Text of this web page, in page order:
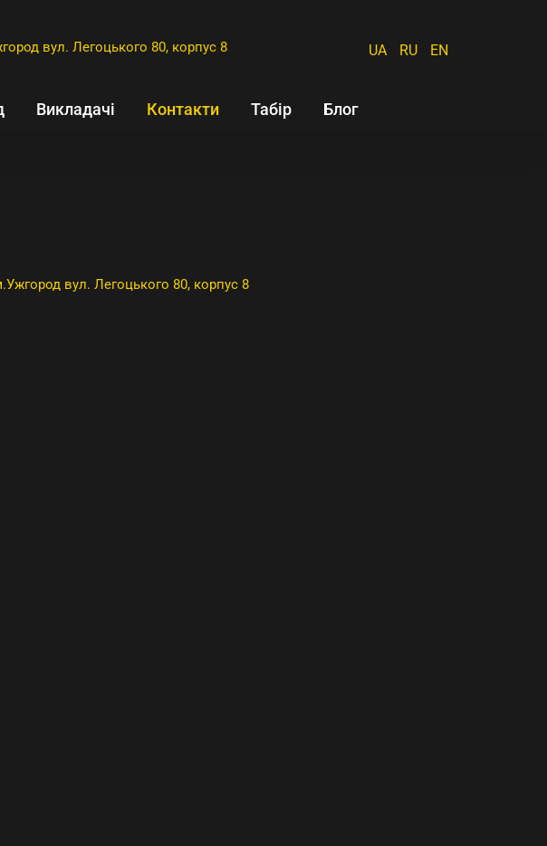
вул. Легоцького 80, корпус 8 UA RU EN
Викладачі Контакти Табір Блог
вул. Легоцького 80, корпус 8